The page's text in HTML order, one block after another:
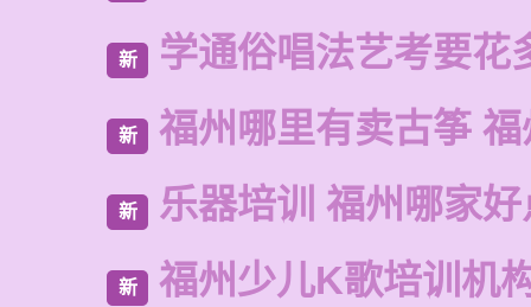
新 学通俗唱法艺考要花
新 福州哪里有卖古筝
新 乐器培训 福州哪家好
新 福州少儿K歌培训机